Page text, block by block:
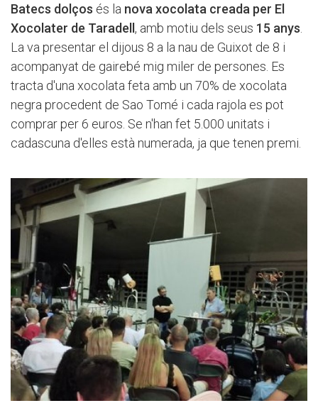
Batecs dolços és la nova xocolata creada per El
Xocolater de Taradell, amb motiu dels seus 15 anys
La va presentar el dijous 8 a la nau de Guixot de 8 i
acompanyat de gairebé mig miler de persones. Es
tracta d'una xocolata feta amb un 70% de xocolata
negra procedent de Sao Tomé i cada rajola es pot
comprar per 6 euros. Se n'han fet 5.000 unitats i
cadascuna d'elles està numerada, ja que tenen premi.